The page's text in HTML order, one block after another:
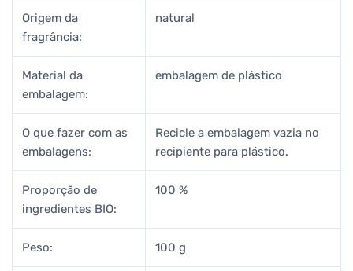
Origem da
fragrância:
natural
Material da
embalagem:
embalagem de plástico
O que fazer com as
embalagens:
Recicle a embalagem vazia no
recipiente para plástico.
Proporção de
ingredientes BIO:
100 %
Peso: 100 g